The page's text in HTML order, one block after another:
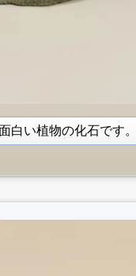
白い植物の化石です